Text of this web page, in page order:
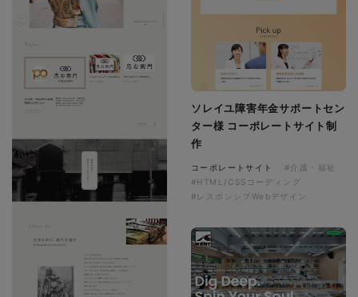
ソレイユ障害年金サポートセン
ター様 コーポレートサイト制
作
コーポレートサイト
#介護・福祉
#HTML/CSSコーディング
#レスポンシブWebデザイン